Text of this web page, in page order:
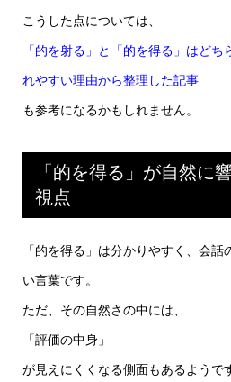
こうした点については、
「的を射る」と「的を得る」はどち
れやすい理由から整理した記事
も参考になるかもしれません。
「的を得る」が自然に
視点
「的を得る」は分かりやすく、会
い言葉です。
ただ、その自然さの中には、
「評価の中身」
が見えにくくなる側面もあるようで